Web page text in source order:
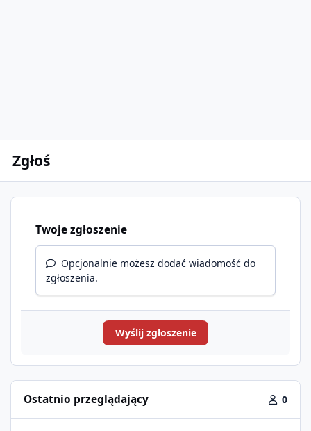
Zgłoś
Twoje zgłoszenie
Opcjonalnie możesz dodać wiadomość do
zgłoszenia.
Wyślij zgłoszenie
Ostatnio przeglądający 0